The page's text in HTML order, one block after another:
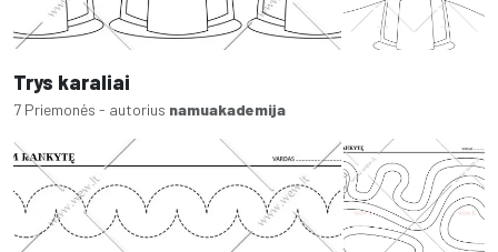
Trys karaliai
7 Priemonės - autorius namuakademija